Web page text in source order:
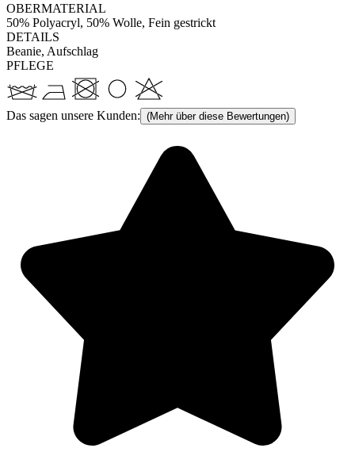
OBERMATERIAL
50% Polyacryl, 50% Wolle, Fein gestrickt
DETAILS
Beanie, Aufschlag
PFLEGE
Das sagen unsere Kunden: (Mehr über diese Bewertungen)